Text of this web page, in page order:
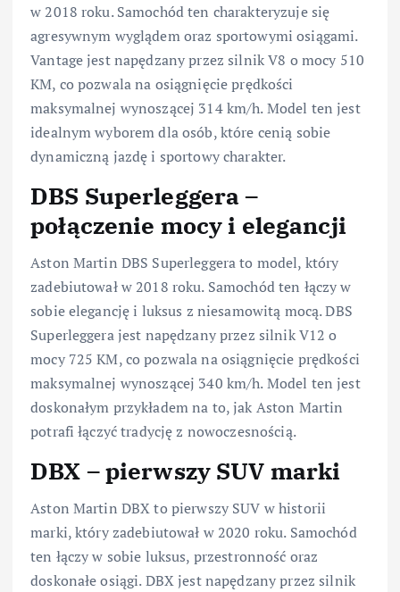
w 2018 roku. Samochód ten charakteryzuje się
agresywnym wyglądem oraz sportowymi osiągami.
Vantage jest napędzany przez silnik V8 o mocy 510
KM, co pozwala na osiągnięcie prędkości
maksymalnej wynoszącej 314 km/h. Model ten jest
idealnym wyborem dla osób, które cenią sobie
dynamiczną jazdę i sportowy charakter.
DBS Superleggera –
połączenie mocy i elegancji
Aston Martin DBS Superleggera to model, który
zadebiutował w 2018 roku. Samochód ten łączy w
sobie elegancję i luksus z niesamowitą mocą. DBS
Superleggera jest napędzany przez silnik V12 o
mocy 725 KM, co pozwala na osiągnięcie prędkości
maksymalnej wynoszącej 340 km/h. Model ten jest
doskonałym przykładem na to, jak Aston Martin
potrafi łączyć tradycję z nowoczesnością.
DBX – pierwszy SUV marki
Aston Martin DBX to pierwszy SUV w historii
marki, który zadebiutował w 2020 roku. Samochód
ten łączy w sobie luksus, przestronność oraz
doskonałe osiągi. DBX jest napędzany przez silnik